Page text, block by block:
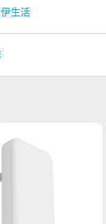
生活